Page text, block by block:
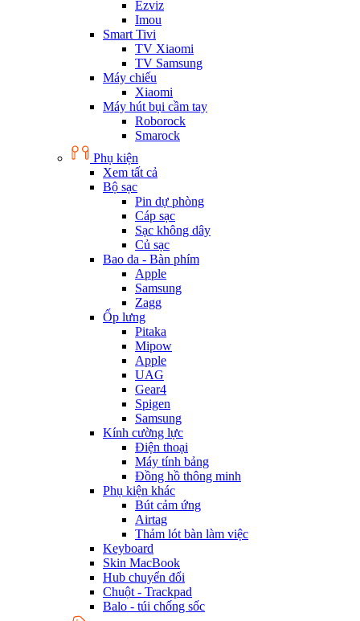
Ezviz
Imou
Smart Tivi
TV Xiaomi
TV Samsung
Máy chiếu
Xiaomi
Máy hút bụi cầm tay
Roborock
Smarock
Phụ kiện
Xem tất cả
Bộ sạc
Pin dự phòng
Cáp sạc
Sạc không dây
Củ sạc
Bao da - Bàn phím
Apple
Samsung
Zagg
Ốp lưng
Pitaka
Mipow
Apple
UAG
Gear4
Spigen
Samsung
Kính cường lực
Điện thoại
Máy tính bảng
Đồng hồ thông minh
Phụ kiện khác
Bút cảm ứng
Airtag
Thảm lót bàn làm việc
Keyboard
Skin MacBook
Hub chuyển đổi
Chuột - Trackpad
Balo - túi chống sốc